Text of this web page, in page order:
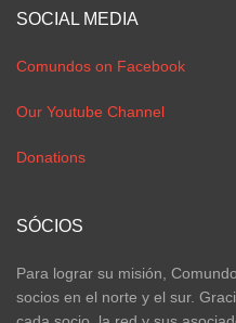
SOCIAL MEDIA
Comundos on Facebook
Our Youtube Channel
Donations
SÓCIOS
Para lograr su misión,
socios en el norte y el sur.